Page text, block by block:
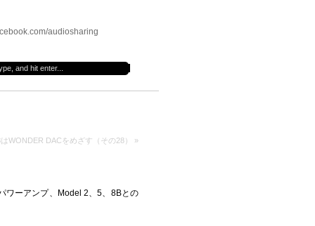
audiosharing
WONDER DACをめざす（その28） »
ワーアンプ、Model 2、5、8Bとの